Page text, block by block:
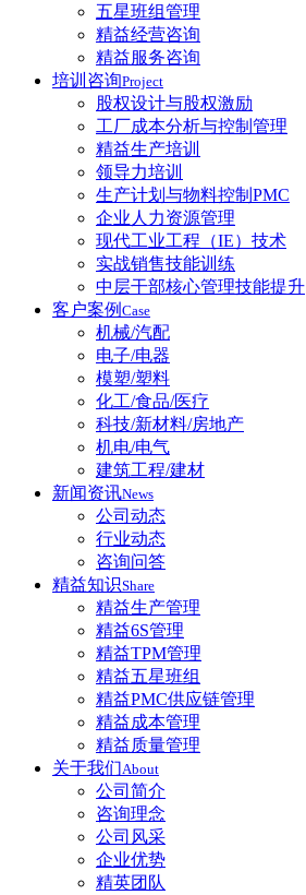
五星班组管理
精益经营咨询
精益服务咨询
培训咨询Project
股权设计与股权激励
工厂成本分析与控制管理
精益生产培训
领导力培训
生产计划与物料控制PMC
企业人力资源管理
现代工业工程（IE）技术
实战销售技能训练
中层干部核心管理技能提升
客户案例 Case
机械/汽配
电子/电器
模塑/塑料
化工/食品/医疗
科技/新材料/房地产
机电/电气
建筑工程/建材
新闻资讯News
公司动态
行业动态
咨询问答
精益知识Share
精益生产管理
精益6S管理
精益TPM管理
精益五星班组
精益PMC供应链管理
精益成本管理
精益质量管理
关于我们About
公司简介
咨询理念
公司风采
企业优势
精英团队